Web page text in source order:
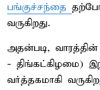
பங்குச்சந்தை
வருகிறது.
அதன்படி,
- திங்கட்கிழமை)
வர்த்தகமாகி